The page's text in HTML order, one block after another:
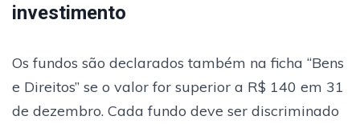
investimento
Os fundos são declarados também na ficha “Bens
e Direitos” se o valor for superior a R$ 140 em 31
de dezembro. Cada fundo deve ser discriminado